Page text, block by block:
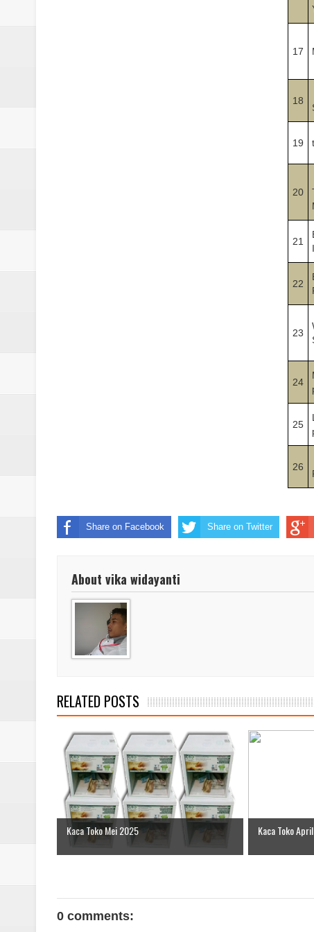
17
18
19
20
21
22
23
24
25
26
Share on Facebook Share on Twitter
About vika widayanti
RELATED POSTS
Kaca Toko Mei 2025 Kaca Toko
0 comments: